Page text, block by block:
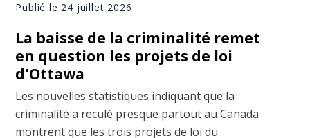
Publié le 24 juillet 2026
La baisse de la criminalité remet
en question les projets de loi
d'Ottawa
Les nouvelles statistiques indiquant que la
criminalité a reculé presque partout au Canada
montrent que les trois projets de loi du